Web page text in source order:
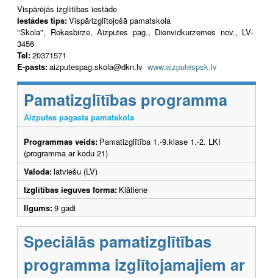
Vispārējās izglītības iestāde
Iestādes tips:Vispārizglītojošā pamatskola
"Skola", Rokasbirze, Aizputes pag., Dienvidkurzemes nov., LV-
3456
Tel:20371571
E-pasts:aizputespag.skola@dkn.lv www.aizputespsk.lv
Pamatizglītības programma
Aizputes pagasta pamatskola
Programmas veids: Pamatizglītība 1.-9.klase 1.-2. LKI
(programma ar kodu 21)
Valoda:latviešu (LV)
Izglītības ieguves forma: Klātiene
Ilgums:9 gadi
Speciālās pamatizglītības
programma izglītojamajiem ar